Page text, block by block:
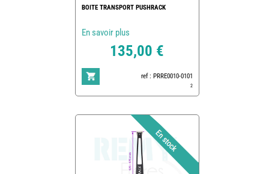
BOITE TRANSPORT PUSHRACK
En savoir plus
135,00 €
ref : PRRE0010-0101
2